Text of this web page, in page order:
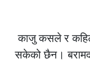
काजु कसले र
सकेको छैन।